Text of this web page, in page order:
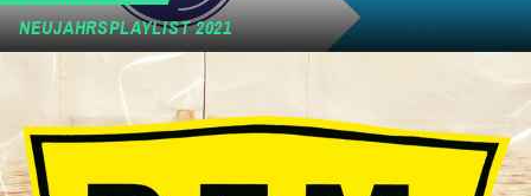
NEUJAHRSPLAYLIST 2021